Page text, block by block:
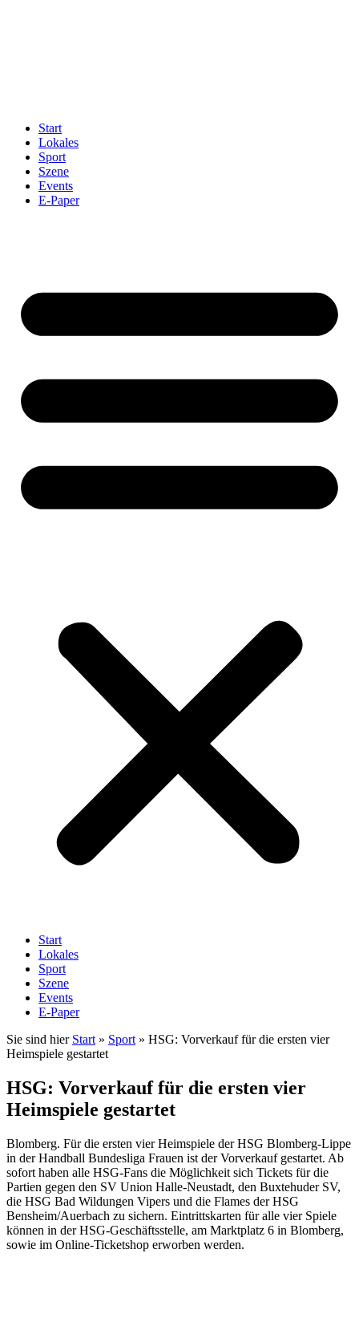
Start
Lokales
Sport
Szene
Events
E-Paper
Start
Lokales
Sport
Szene
Events
E-Paper
Sie sind hier Start » Sport » HSG: Vorverkauf für die ersten vier
Heimspiele gestartet
HSG: Vorverkauf für die ersten vier
Heimspiele gestartet
Blomberg. Für die ersten vier Heimspiele der HSG Blomberg-Lippe
in der Handball Bundesliga Frauen ist der Vorverkauf gestartet. Ab
sofort haben alle HSG-Fans die Möglichkeit sich Tickets für die
Partien gegen den SV Union Halle-Neustadt, den Buxtehuder SV,
die HSG Bad Wildungen Vipers und die Flames der HSG
Bensheim/Auerbach zu sichern. Eintrittskarten für alle vier Spiele
können in der HSG-Geschäftsstelle, am Marktplatz 6 in Blomberg,
sowie im Online-Ticketshop erworben werden.